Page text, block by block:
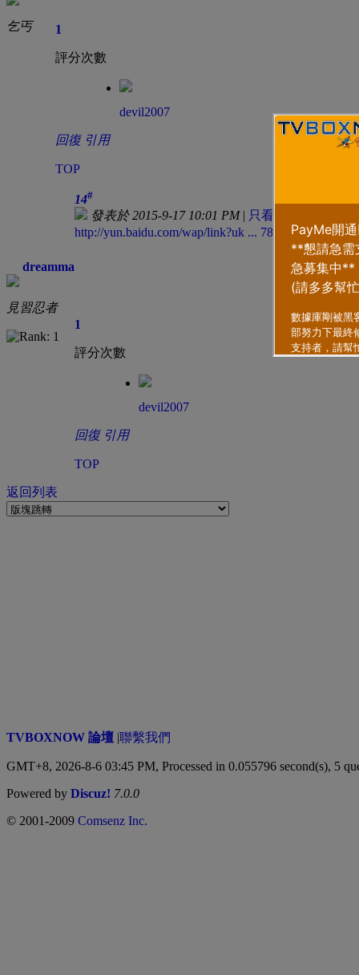
乞丐 1
評分次數
devil2007
回復 引用
TOP
dreamma
見習忍者
14#
發表於 2015-9-17 10:01 PM| 只看該作者
http://yun.baidu.com/wap/link?uk ... 7840216&third=1
1
評分次數
devil2007
回復 引用
TOP
返回列表
TVBOXNOW 論壇 |聯繫我們
GMT+8, 2026-8-6 03:45 PM, Processed in 0.055796 second(s), 5
Powered by Discuz! 7.0.0
© 2001-2009 Comsenz Inc.